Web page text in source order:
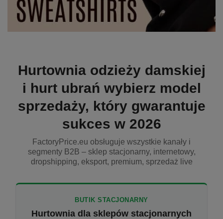
Hurtownia odzieży damskiej
i hurt ubrań wybierz model
sprzedaży, który gwarantuje
sukces w 2026
FactoryPrice.eu obsługuje wszystkie kanały i
segmenty B2B – sklep stacjonarny, internetowy,
dropshipping, eksport, premium, sprzedaż live
BUTIK STACJONARNY
Hurtownia dla sklepów stacjonarnych